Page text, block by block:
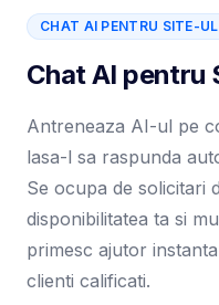
CHAT AI PENTRU SITE-
Chat AI pentru
Antreneaza AI-ul pe
lasa-l sa raspunda
Se ocupa de solicitari
disponibilitatea ta si
primesc ajutor
clienti calificati.